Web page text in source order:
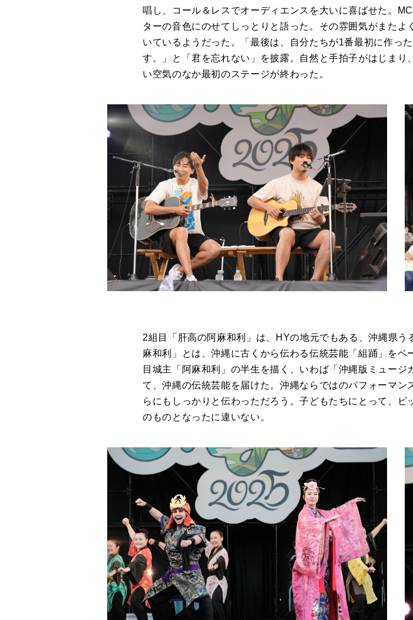
唱し、コール＆レスでオーディエンスを大いに喜ばせた。
ターの音色にのせてしっとりと語った。その雰囲気がまた
いているようだった。「最後は、自分たちが1番最初に作っ
す。」と「君を忘れない」を披露。自然と手拍子がはじま
い空気のなか最初のステージが終わった。
2組目「肝高の阿麻和利」は、HYの地元でもある、沖縄県
麻和利」とは、沖縄に古くから伝わる伝統芸能「組踊」を
目城主「阿麻和利」の半生を描く、いわば「沖縄版ミュー
て、沖縄の伝統芸能を届けた。沖縄ならではのパフォーマ
らにもしっかりと伝わっただろう。子どもたちにとって、
のものとなったに違いない。